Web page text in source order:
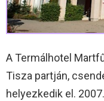
A Termálhotel
Tisza partján,
helyezkedik el.